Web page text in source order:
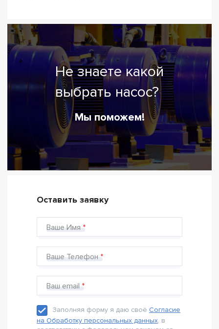
Не знаете какой
выбрать насос?
Мы поможем!
Оставить заявку
Ваше Имя
Ваше Телефон
Ваш email
Заполняя форму я даю своё Согласие
на Обработку персональных данных, в